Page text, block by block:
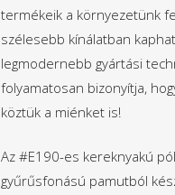
termékeik a környezetünk
szélesebb kínálatban
legmodernebb gyártási
folyamatosan bizonyítja,
köztük a miénket is!
Az #E190-es kereknyakú
gyűrűsfonású pamutból